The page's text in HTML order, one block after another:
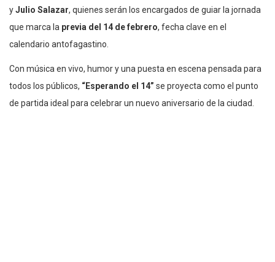
yJulio Salazar, quienes serán los encargados de guiar la jornada
que marca la previa del 14 de febrero, fecha clave en el
calendario antofagastino.
Con música en vivo, humor y una puesta en escena pensada para
todos los públicos, “Esperando el 14” se proyecta como el punto
de partida ideal para celebrar un nuevo aniversario de la ciudad.